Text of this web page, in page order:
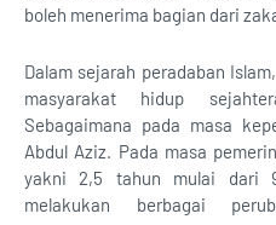
boleh menerima bagian dari
Dalam sejarah peradaban
masyarakat hidup
Sebagaimana pada masa
Abdul Aziz. Pada masa
yakni 2,5 tahun mulai dari
melakukan berbagai